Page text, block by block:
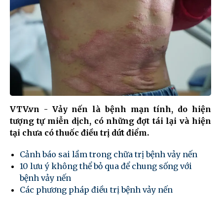
VTV.vn - Vảy nến là bệnh mạn tính, do hiện
tượng tự miễn dịch, có những đợt tái lại và hiện
tại chưa có thuốc điều trị dứt điểm.
Cảnh báo sai lầm trong chữa trị bệnh vảy nến
10 lưu ý không thể bỏ qua để chung sống với
bệnh vảy nến
Các phương pháp điều trị bệnh vảy nến